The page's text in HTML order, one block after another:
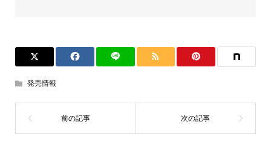
発売情報